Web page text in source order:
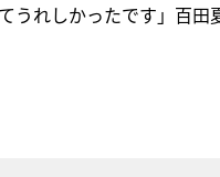
うれしかったです」百田